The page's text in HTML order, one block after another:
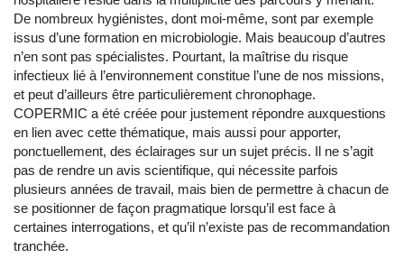
De nombreux hygiénistes, dont moi-même, sont par exemple
issus d’une formation en microbiologie. Mais beaucoup d’autres
n’en sont pas spécialistes. Pourtant, la maîtrise du risque
infectieux lié à l’environnement constitue l’une de nos missions,
et peut d’ailleurs être particulièrement chronophage.
COPERMIC a été créée pour justement répondre auxquestions
en lien avec cette thématique, mais aussi pour apporter,
ponctuellement, des éclairages sur un sujet précis. Il ne s’agit
pas de rendre un avis scientifique, qui nécessite parfois
plusieurs années de travail, mais bien de permettre à chacun de
se positionner de façon pragmatique lorsqu’il est face à
certaines interrogations, et qu’il n’existe pas de recommandation
tranchée.